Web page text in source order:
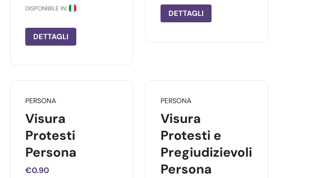
DISPONIBILE IN:
DETTAGLI
DETTAGLI
PERSONA
Visura
Protesti
Persona
€0.90
PERSONA
Visura
Protesti e
Pregiudizievoli
Persona